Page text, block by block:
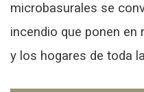
microbasurales se
incendio que ponen en
y los hogares de toda